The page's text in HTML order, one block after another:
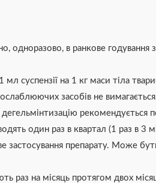
одноразово, в ранкове
суспензії на 1 кг маси тіла
засобів не
дегельмінтизацію рекомендується
один раз в квартал (1 раз в 3
застосування препарату. Може
раз на місяць протягом двох